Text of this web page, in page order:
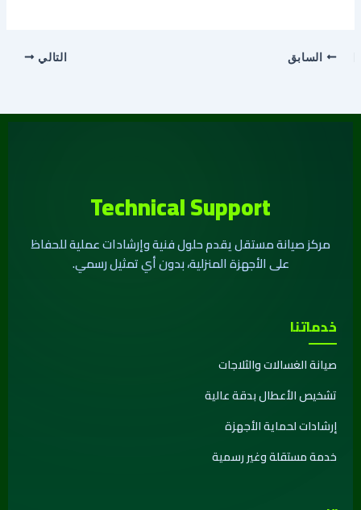
السابق التالي
Technical Support
مركز صيانة مستقل يقدم حلول فنية وإرشادات عملية للحفاظ
على الأجهزة المنزلية، بدون أي تمثيل رسمي.
خدماتنا
صيانة الغسالات والثلاجات
تشخيص الأعطال بدقة عالية
إرشادات لحماية الأجهزة
خدمة مستقلة وغير رسمية